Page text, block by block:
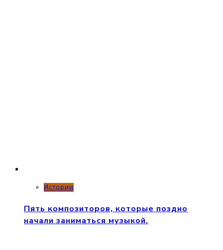
Истории
Пять композиторов, которые поздно
начали заниматься музыкой.